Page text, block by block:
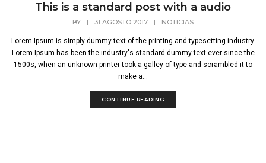
This is a standard post with a audio
BY | 31 AGOSTO 2017 | NOTICIAS
Lorem Ipsum is simply dummy text of the printing and typesetting industry.
Lorem Ipsum has been the industry's standard dummy text ever since the
1500s, when an unknown printer took a galley of type and scrambled it to
make a...
CONTINUE READING